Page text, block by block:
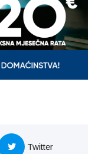
Twitter